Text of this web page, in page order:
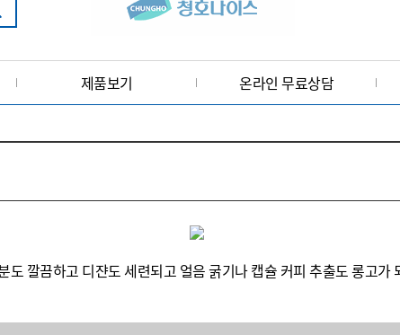
제품보기 온라인 무료상담
깔끔하고 디쟌도 세련되고 얼음 굵기나 캡슐 커피 추출도 롱고가